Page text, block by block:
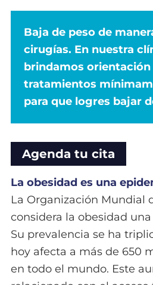
Baja de peso de
cirugías. En nuestra
brindamos orientación
tratamientos
para que logres bajar
Agenda tu cita
La obesidad es una
La Organización Mundial
considera la obesidad una
Su prevalencia se ha
hoy afecta a más de 650
en todo el mundo. Este